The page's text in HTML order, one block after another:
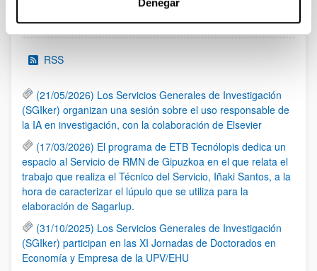
Denegar
Noticias
RSS
(21/05/2026) Los Servicios Generales de Investigación
(SGIker) organizan una sesión sobre el uso responsable de
la IA en investigación, con la colaboración de Elsevier
(17/03/2026) El programa de ETB Tecnólopis dedica un
espacio al Servicio de RMN de Gipuzkoa en el que relata el
trabajo que realiza el Técnico del Servicio, Iñaki Santos, a la
hora de caracterizar el lúpulo que se utiliza para la
elaboración de Sagarlup.
(31/10/2025) Los Servicios Generales de Investigación
(SGIker) participan en las XI Jornadas de Doctorados en
Economía y Empresa de la UPV/EHU